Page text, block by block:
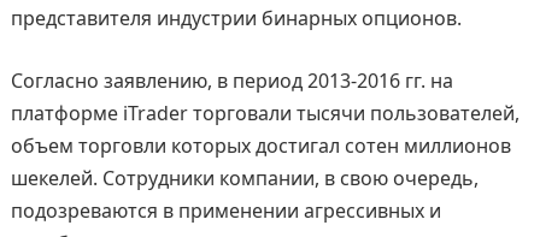
представителя индустрии бинарных опционов.
Согласно заявлению, в период 2013-2016 гг. на
платформе iTrader торговали тысячи пользователей,
объем торговли которых достигал сотен миллионов
шекелей. Сотрудники компании, в свою очередь,
подозреваются в применении агрессивных и